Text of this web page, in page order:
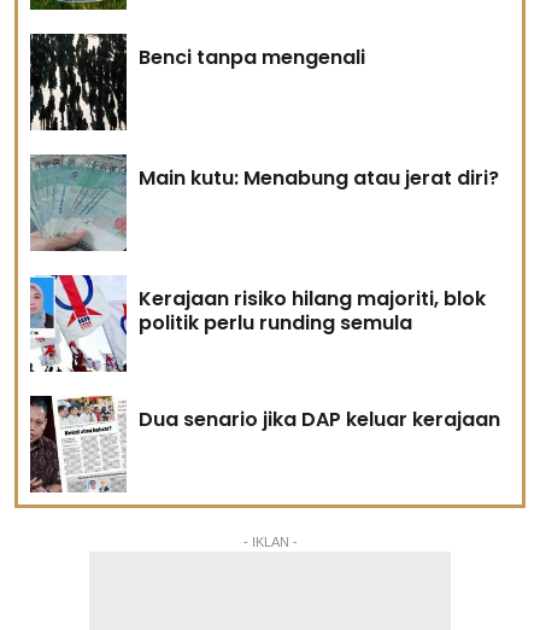
Benci tanpa mengenali
Main kutu: Menabung atau jerat diri?
Kerajaan risiko hilang majoriti, blok
politik perlu runding semula
Dua senario jika DAP keluar kerajaan
- IKLAN -